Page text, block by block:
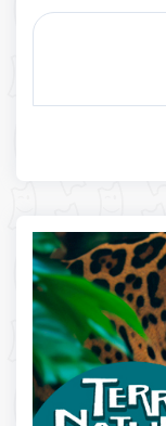
mejores
con atracciones